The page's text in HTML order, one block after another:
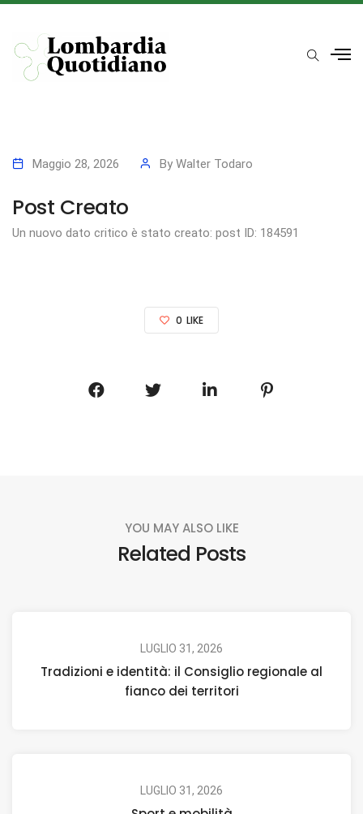
Maggio 28, 2026 By Walter Todaro
Post Creato
Un nuovo dato critico è stato creato: post ID: 184591
0 LIKE
YOU MAY ALSO LIKE
Related Posts
LUGLIO 31, 2026
Tradizioni e identità: il Consiglio regionale al
fianco dei territori
LUGLIO 31, 2026